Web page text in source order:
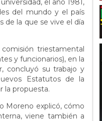
el año 1981,
del mundo y el país
de la que se vive el día
triestamental
y funcionarios), en la
concluyó su trabajo y
Estatutos de la
la propuesta.
Moreno explicó, cómo
viene también a